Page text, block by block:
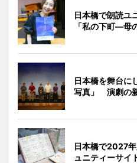
日本橋で朗読
「私の下町―母
日本橋を舞台に
写真」 演劇の
日本橋で2027
ュニティーサイ